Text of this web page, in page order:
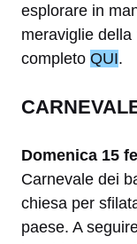
esplorare in
meraviglie
completo QUI.
Domenica 15
Carnevale dei
chiesa per
paese. A